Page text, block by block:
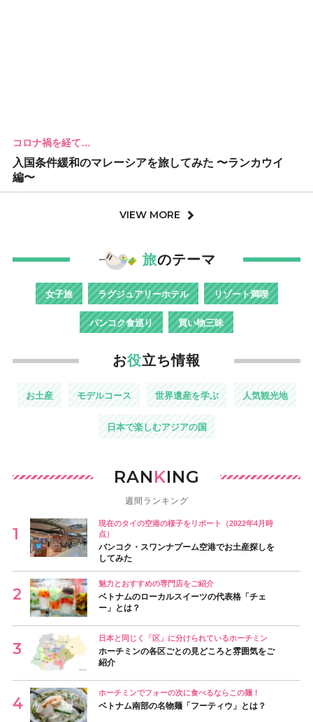
コロナ禍を経て…
入国条件緩和のマレーシアを旅してみた 〜ランカウイ
編〜
VIEW MORE
旅のテーマ
女子旅 ラグジュアリーホテル リゾート満喫
バンコク食巡り 買い物三昧
お役立ち情報
お土産 モデルコース 世界遺産を学ぶ 人気観光地
日本で楽しむアジアの国
RANKING
週間ランキング
現在のタイの空港の様子をリポート（2022年4月時
点）
バンコク・スワンナプーム空港でお土産探しを
してみた
魅力とおすすめの専門店をご紹介
ベトナムのローカルスイーツの代表格「チェ
ー」とは？
日本と同じく「区」に分けられているホーチミン
ホーチミンの各区ごとの見どころと雰囲気をご
紹介
ホーチミンでフォーの次に食べるならこの麺！
ベトナム南部の名物麺「フーティウ」とは？